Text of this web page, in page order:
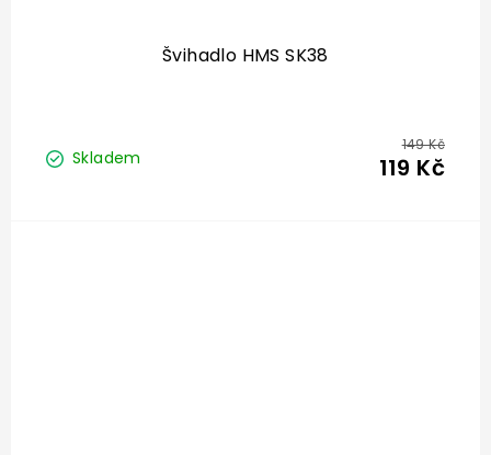
Švihadlo HMS SK38
Skladem
149 Kč
119 Kč